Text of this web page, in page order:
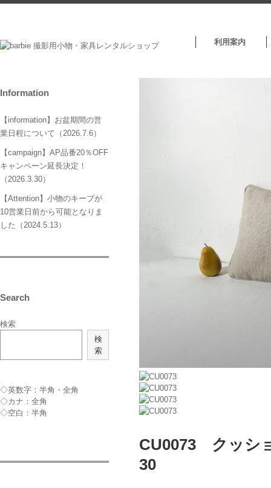
利用案内
CU0073 クッ
30
Information
【information】お盆期間の営
業日程について（2026.7.6）
【campaign】AP品番20％OFF
キャンペーン延長決定！
（2026.3.30）
【Attention】小物のキープが
10営業日前から可能となりま
した（2024.5.13）
Search
検索
検
索
◇英数字：半角・全角
◇カナ：全角
◇空白：半角